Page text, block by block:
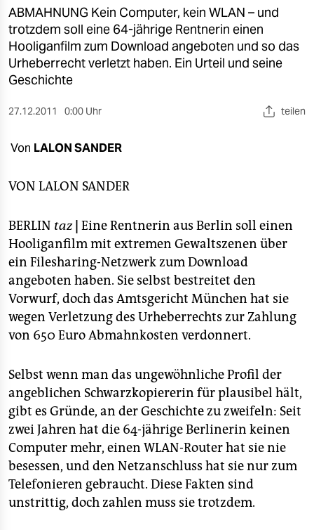
kultur
sport
berlin
nord
wahrheit
veranstaltungen
fragen & hilfe
unterstützen
abo
epaper login
ABMAHNUNG Kein Computer, kein WLAN – und
trotzdem soll eine 64-jährige Rentnerin einen
Hooliganfilm zum Download angeboten und so das
Urheberrecht verletzt haben. Ein Urteil und seine
Geschichte
27.12.2011 0:00 Uhr teilen
Von LALON SANDER
VON LALON SANDER
BERLIN taz Eine Rentnerin aus Berlin soll einen
Hooliganfilm mit extremen Gewaltszenen über
ein Filesharing-Netzwerk zum Download
angeboten haben. Sie selbst bestreitet den
Vorwurf, doch das Amtsgericht München hat sie
wegen Verletzung des Urheberrechts zur Zahlung
von 650 Euro Abmahnkosten verdonnert.
Selbst wenn man das ungewöhnliche Profil der
angeblichen Schwarzkopiererin für plausibel hält,
gibt es Gründe, an der Geschichte zu zweifeln: Seit
zwei Jahren hat die 64-jährige Berlinerin keinen
Computer mehr, einen WLAN-Router hat sie nie
besessen, und den Netzanschluss hat sie nur zum
Telefonieren gebraucht. Diese Fakten sind
unstrittig, doch zahlen muss sie trotzdem.